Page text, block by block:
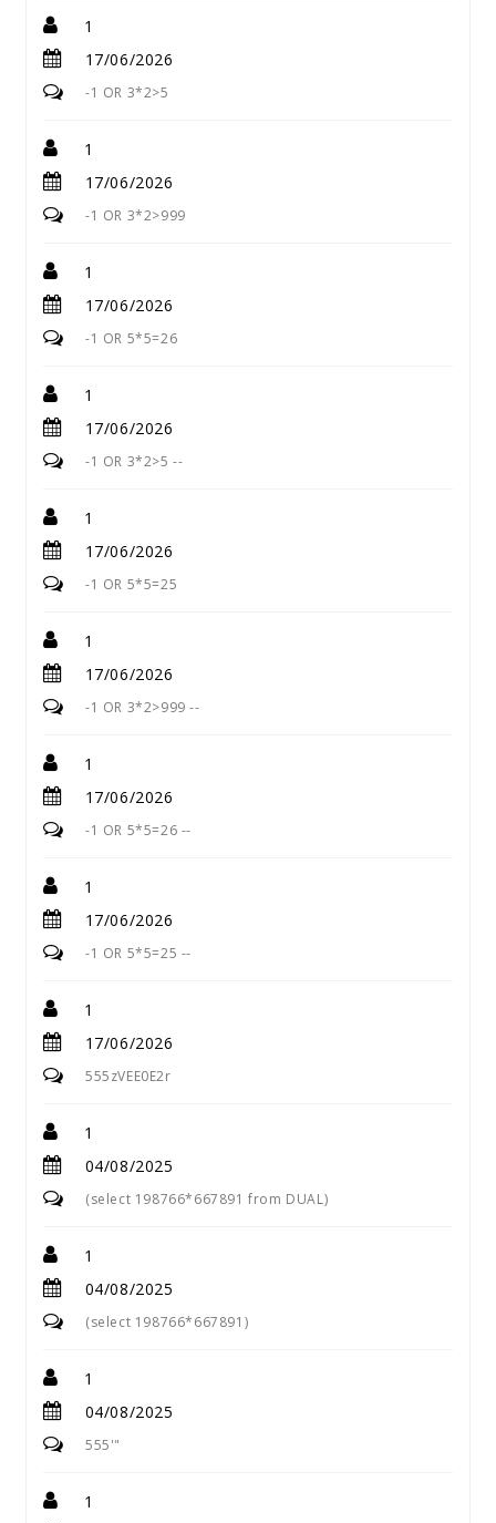
1
17/06/2026
-1 OR 3*2>5
1
17/06/2026
-1 OR 3*2>999
1
17/06/2026
-1 OR 5*5=26
1
17/06/2026
-1 OR 3*2>5 --
1
17/06/2026
-1 OR 5*5=25
1
17/06/2026
-1 OR 3*2>999 --
1
17/06/2026
-1 OR 5*5=26 --
1
17/06/2026
-1 OR 5*5=25 --
1
17/06/2026
555zVEE0E2r
1
04/08/2025
(select 198766*667891 from DUAL)
1
04/08/2025
(select 198766*667891)
1
04/08/2025
555'"
1